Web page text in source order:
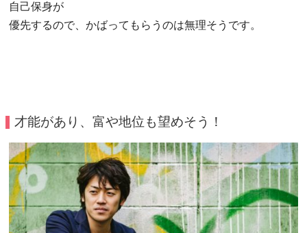
自己保身が
優先するので、かばってもらうのは無理そうです。
才能があり、富や地位も望めそう！